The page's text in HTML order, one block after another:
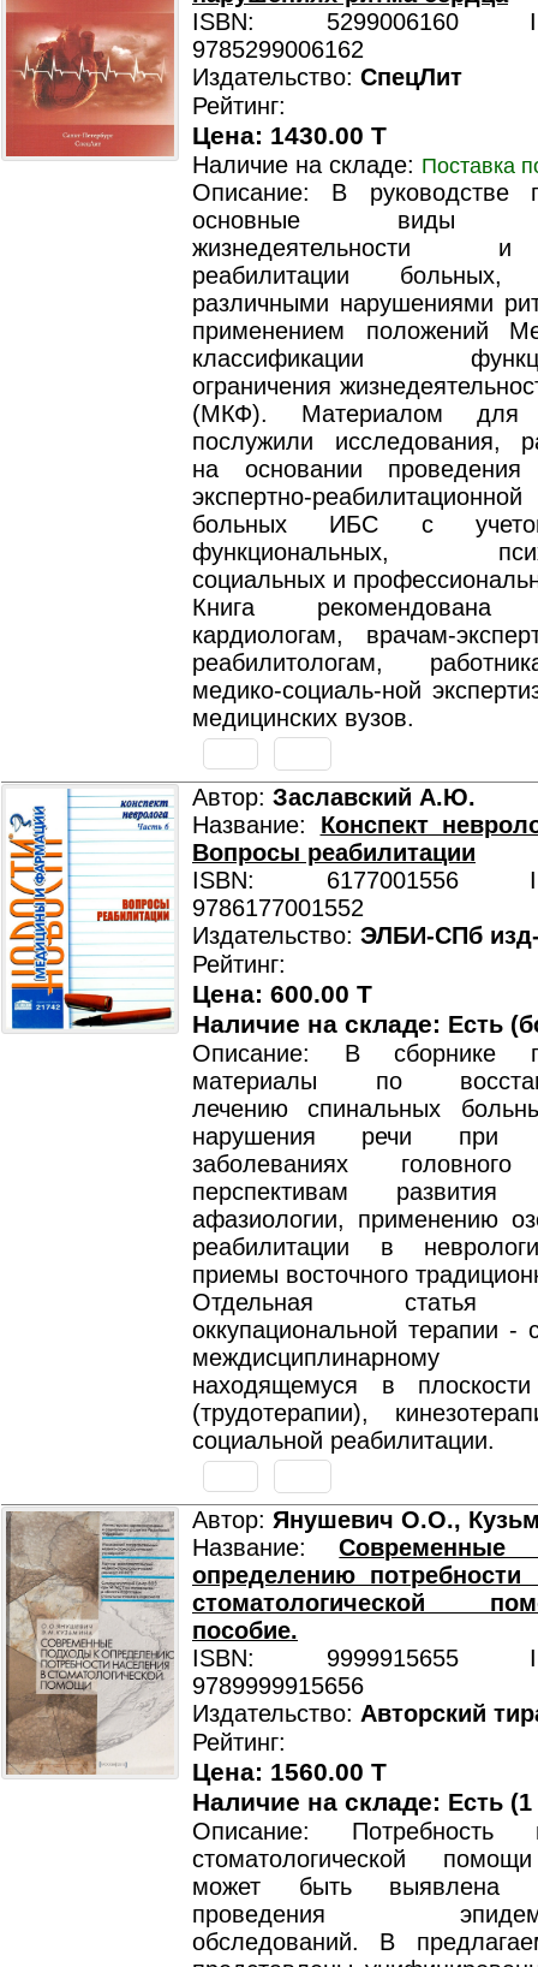
ISBN: 5299006160
9785299006162
Издательство: СпецЛит
Рейтинг:
Цена: 1430.00 T
Наличие на складе: Поставка
Описание: В руководстве
основные виды
жизнедеятельности
реабилитации больных,
различными нарушениями
применением положений
классификации
ограничения
(МКФ). Материалом для
послужили исследования,
на основании проведения
экспертно-
больных ИБС с
функциональных,
социальных и
Книга рекомендована
кардиологам, врачам-
реабилитологам,
медико-социаль-ной
медицинских вузов.
Автор: Заславский А.Ю.
Название: Конспект
Вопросы реабилитации
ISBN: 6177001556
9786177001552
Издательство: ЭЛБИ-СПб
Рейтинг:
Цена: 600.00 T
Наличие на складе: Есть
Описание: В сборнике
материалы по
лечению спинальных
нарушения речи при
заболеваниях
перспективам развития
афазиологии, применению
реабилитации в
приемы восточного
Отдельная статья
оккупациональной терапии -
находящемуся в плоскости
(трудотерапии),
социальной реабилитации.
Автор: Янушевич О.О.,
Название:
определению потребности
стоматологической
пособие.
ISBN: 9999915655
9789999915656
Издательство: Авторский
Рейтинг:
Цена: 1560.00 T
Наличие на складе: Есть
Описание: Потребность
стоматологической
может быть выявлена
проведения
обследований. В